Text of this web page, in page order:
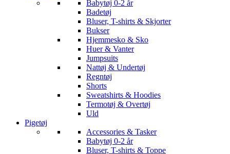
Babytøj 0-2 år
Badetøj
Bluser, T-shirts & Skjorter
Bukser
Hjemmesko & Sko
Huer & Vanter
Jumpsuits
Nattøj & Undertøj
Regntøj
Shorts
Sweatshirts & Hoodies
Termotøj & Overtøj
Uld
Pigetøj
Accessories & Tasker
Babytøj 0-2 år
Bluser, T-shirts & Toppe